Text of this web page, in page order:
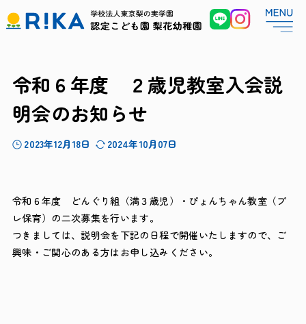
令和６年度 ２歳児教室入会説
明会のお知らせ
2023年12月18日 2024年10月07日
令和６年度 どんぐり組（満３歳児）・ぴょんちゃん教室（プ
レ保育）の二次募集を行います。
つきましては、説明会を下記の日程で開催いたしますので、ご
興味・ご関心のある方はお申し込みください。